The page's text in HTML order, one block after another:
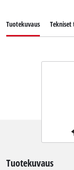
Tuotekuvaus
Tuotekuvaus